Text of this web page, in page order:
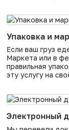
(Европейского
работаем с
Упаковка и
Если ваш груз
Маркета или в
правильная
эту услугу на
стикеры,
Ключевые
Электронный